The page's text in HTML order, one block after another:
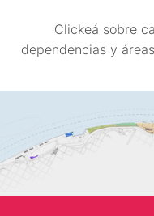
Clickeá sobre
dependencias y